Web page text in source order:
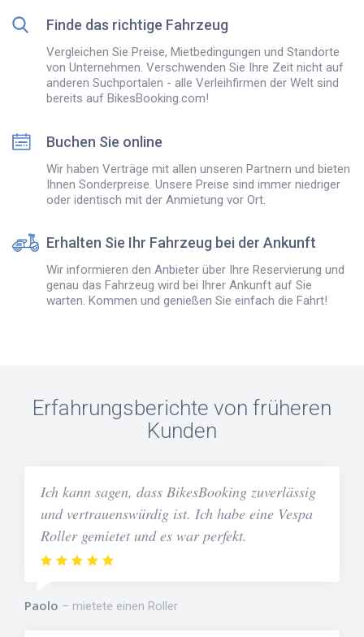
Finde das richtige Fahrzeug
Vergleichen Sie Preise, Mietbedingungen und Standorte
von Unternehmen. Verschwenden Sie Ihre Zeit nicht auf
anderen Suchportalen - alle Verleihfirmen der Welt sind
bereits auf BikesBooking.com!
Buchen Sie online
Wir haben Verträge mit allen unseren Partnern und bieten
Ihnen Sonderpreise. Unsere Preise sind immer niedriger
oder identisch mit der Anmietung vor Ort.
Erhalten Sie Ihr Fahrzeug bei der Ankunft
Wir informieren den Anbieter über Ihre Reservierung und
genau das Fahrzeug wird bei Ihrer Ankunft auf Sie
warten. Kommen und genießen Sie einfach die Fahrt!
Erfahrungsberichte von früheren
Kunden
Ich kann sagen, dass BikesBooking zuverlässig
und vertrauenswürdig ist. Ich habe eine Vespa
Roller gemietet und es war perfekt.
Paolo mietete einen Roller